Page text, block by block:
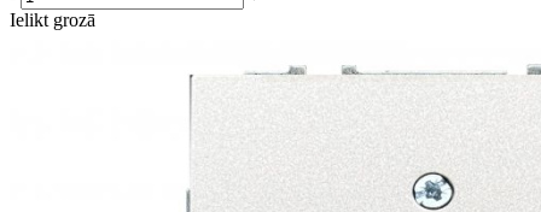
Ielikt grozā